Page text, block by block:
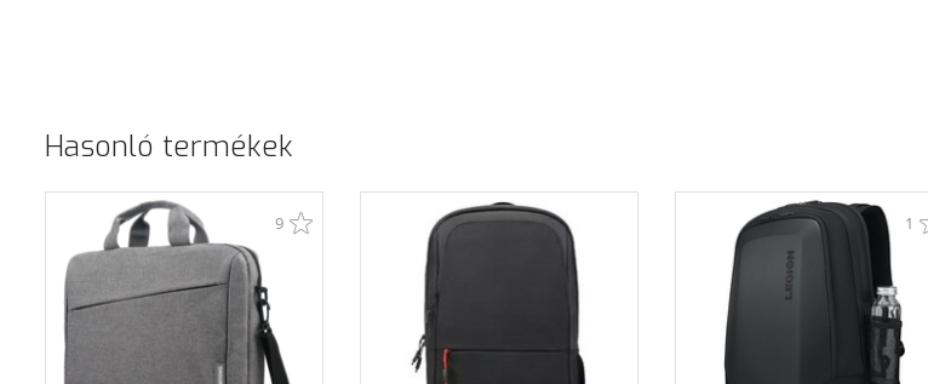
Hasonló termékek
9 1